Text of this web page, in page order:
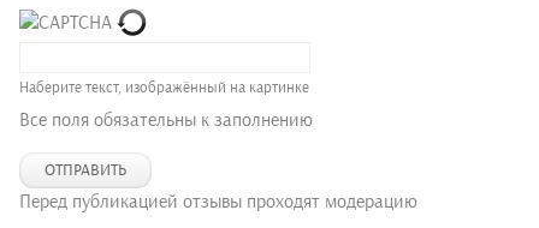
Наберите текст, изображённый на картинке
Все поля обязательны к заполнению
ОТПРАВИТЬ
Перед публикацией отзывы проходят модерацию